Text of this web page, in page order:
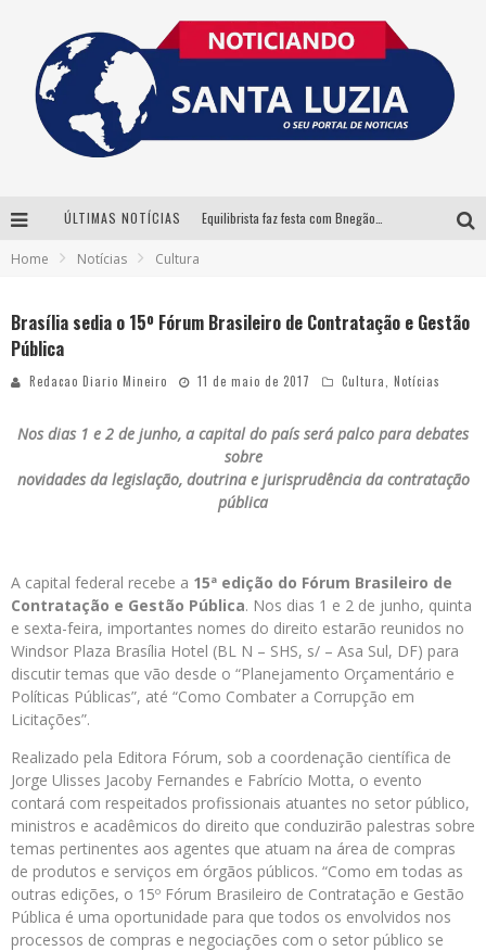
ÚLTIMAS NOTÍCIAS
Home Notícias Cultura
Brasília sedia o 15º Fórum Brasileiro de Contratação e Gestão
Pública
Redacao Diario Mineiro 11 de maio de 2017 Cultura Notícias
Nos dias 1 e 2 de junho, a capital do país será palco para debates
sobre
novidades da legislação, doutrina e jurisprudência da contratação
pública
A capital federal recebe a 15ª edição do Fórum Brasileiro de
Contratação e Gestão Pública. Nos dias 1 e 2 de junho, quinta
e sexta-feira, importantes nomes do direito estarão reunidos no
Windsor Plaza Brasília Hotel (BL N – SHS, s/ – Asa Sul, DF) para
discutir temas que vão desde o “Planejamento Orçamentário e
Políticas Públicas”, até “Como Combater a Corrupção em
Licitações”.
Realizado pela Editora Fórum, sob a coordenação científica de
Jorge Ulisses Jacoby Fernandes e Fabrício Motta, o evento
contará com respeitados profissionais atuantes no setor público,
ministros e acadêmicos do direito que conduzirão palestras sobre
temas pertinentes aos agentes que atuam na área de compras
de produtos e serviços em órgãos públicos. “Como em todas as
outras edições, o 15º Fórum Brasileiro de Contratação e Gestão
Pública é uma oportunidade para que todos os envolvidos nos
processos de compras e negociações com o setor público se